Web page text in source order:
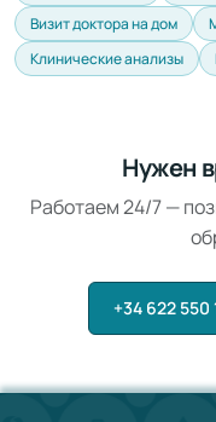
Визит доктора на дом
Клинические анализы
Нужен
Работаем 24/7 —
+34 622 550